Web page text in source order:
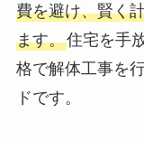
費を避け、賢く
ます。住宅を手
格で解体工事を
ドです。